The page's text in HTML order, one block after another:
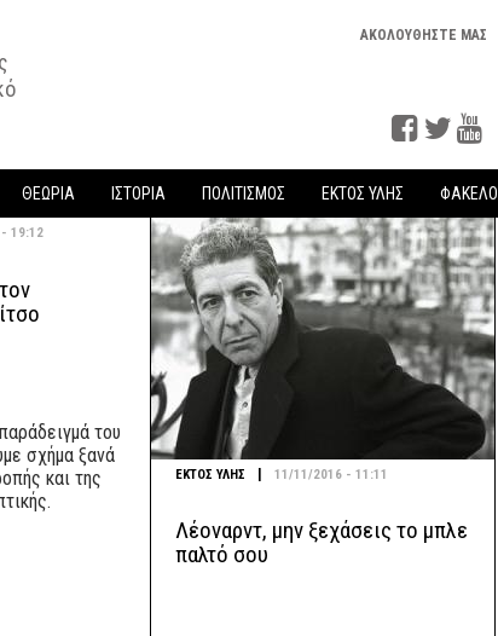
ΑΚΟΛΟΥΘΗΣΤΕ ΜΑΣ
ΘΕΩΡΙΑ ΙΣΤΟΡΙΑ ΠΟΛΙΤΙΣΜΟΣ ΕΚΤΟΣ ΥΛΗΣ ΦΑΚΕΛΟΙ
19:12
του
σχήμα ξανά
και της
ΕΚΤΟΣ ΥΛΗΣ | 11/11/2016 - 11:11
Λέοναρντ, μην ξεχάσεις το μπλε
παλτό σου